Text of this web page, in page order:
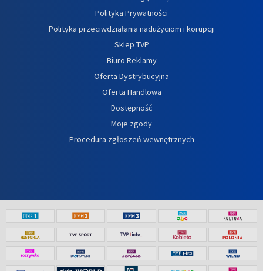
Polityka Prywatności
Polityka przeciwdziałania nadużyciom i korupcji
Sklep TVP
Biuro Reklamy
Oferta Dystrybucyjna
Oferta Handlowa
Dostępność
Moje zgody
Procedura zgłoszeń wewnętrznych